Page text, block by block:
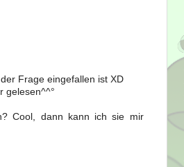
Frage eingefallen ist XD
gelesen^^°
Cool, dann kann ich sie mir